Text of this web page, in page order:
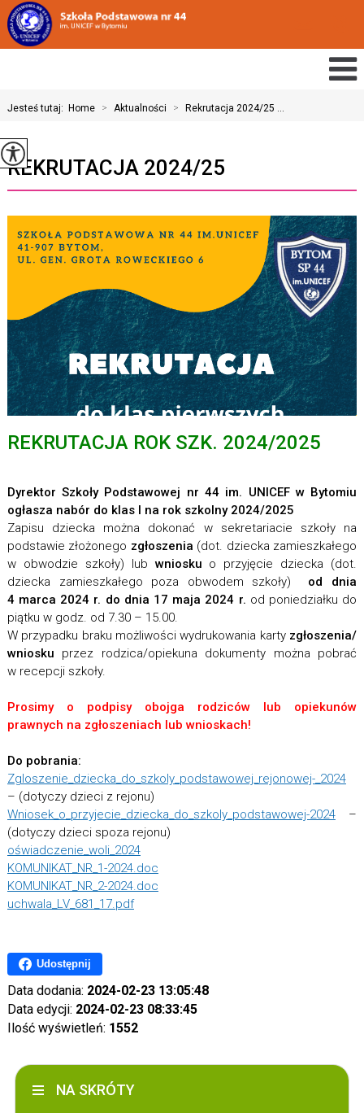
Jesteś tutaj: Home > Aktualności > Rekrutacja 2024/25 ...
REKRUTACJA 2024/25
REKRUTACJA ROK SZK. 2024/2025
Dyrektor Szkoły Podstawowej nr 44 im. UNICEF w Bytomiu
ogłasza nabór do klas I na rok szkolny 2024/2025
Zapisu dziecka można dokonać w sekretariacie szkoły na
podstawie złożonego zgłoszenia (dot. dziecka zamieszkałego
w obwodzie szkoły) lub wniosku o przyjęcie dziecka (dot.
dziecka zamieszkałego poza obwodem szkoły) od dnia
4 marca 2024 r. do dnia 17 maja 2024 r. od poniedziałku do
piątku w godz. od 7.30 – 15.00.
W przypadku braku możliwości wydrukowania karty zgłoszenia/
wniosku przez rodzica/opiekuna dokumenty można pobrać
w recepcji szkoły.
Prosimy o podpisy obojga rodziców lub opiekunów
prawnych na zgłoszeniach lub wnioskach!
Do pobrania:
Zgloszenie_dziecka_do_szkoly_podstawowej_rejonowej-_2024
– (dotyczy dzieci z rejonu)
Wniosek_o_przyjecie_dziecka_do_szkoly_podstawowej-2024–
(dotyczy dzieci spoza rejonu)
oświadczenie_woli_2024
KOMUNIKAT_NR_1-2024.doc
KOMUNIKAT_NR_2-2024.doc
uchwala_LV_681_17.pdf
Udostępnij
Data dodania: 2024-02-23 13:05:48
Data edycji: 2024-02-23 08:33:45
Ilość wyświetleń: 1552
NA SKRÓTY